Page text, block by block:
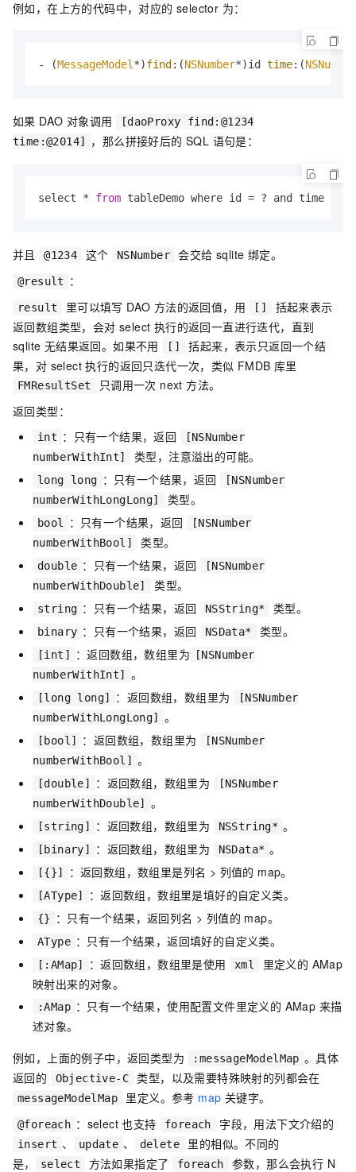
例如，在上方的代码中，对应的 selector 为：
- (MessageModel *)find :(NSNumber*)id time:(NSNumber
如果 DAO 对象调用
[daoProxy find:@1234
time:@2014]
，那么拼接好后的 SQL 语句是：
select * from tableDemo where id = ? and time >
并且 @1234 这个 NSNumber 会交给 sqlite 绑定。
@result ：
result 里可以填写 DAO 方法的返回值，用 []
括起来表示
返回数组类型，会对 select 执行的返回一直进行迭代，直到
sqlite 无结果返回。如果不用
[]
括起来，表示只返回一个结
果，对 select 执行的返回只迭代一次，类似 FMDB 库里
FMResultSet
只调用一次 next 方法。
返回类型：
int ：只有一个结果，返回
[NSNumber
numberWithInt]
类型，注意溢出的可能。
long long ：只有一个结果，返回
[NSNumber
numberWithLongLong]
类型。
bool ：只有一个结果，返回
[NSNumber
numberWithBool]
类型。
double ：只有一个结果，返回
[NSNumber
numberWithDouble]
类型。
string ：只有一个结果，返回 NSString* 类型。
binary ：只有一个结果，返回 NSData* 类型。
[int] ：返回数组，数组里为
[NSNumber
numberWithInt]
。
[long long] ：返回数组，数组里为
[NSNumber
numberWithLongLong]
。
[bool] ：返回数组，数组里为
[NSNumber
numberWithBool]
。
[double] ：返回数组，数组里为
[NSNumber
numberWithDouble]
。
[string] ：返回数组，数组里为 NSString* 。
[binary] ：返回数组，数组里为 NSData* 。
[{}] ：返回数组，数组里是列名 > 列值的 map。
[AType] ：返回数组，数组里是填好的自定义类。
{} ：只有一个结果，返回列名 > 列值的 map。
AType ：只有一个结果，返回填好的自定义类。
[:AMap] ：返回数组，数组里是使用 xml
里定义的 AMap
映射出来的对象。
:AMap ：只有一个结果，使用配置文件里定义的 AMap 来描
述对象。
例如，上面的例子中，返回类型为
:messageModelMap 。具体
返回的
Objective-C 类型，以及需要特殊映射的列都会在
messageModelMap 里定义。参考 map 关键字。
@foreach ：select 也支持 foreach 字段，用法下文介绍的
insert 、 update 、 delete
里的相似。不同的
是，
select 方法如果指定了 foreach
参数，那么会执行 N